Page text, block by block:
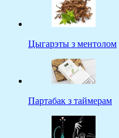
Цыгарэты з ментолом
Партабак з таймерам